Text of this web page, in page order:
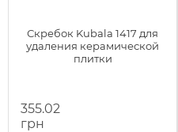
Скребок Kubala 1417 для
удаления керамической
плитки
355.02
грн